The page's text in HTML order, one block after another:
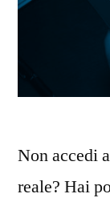
Non accedi
reale? Hai